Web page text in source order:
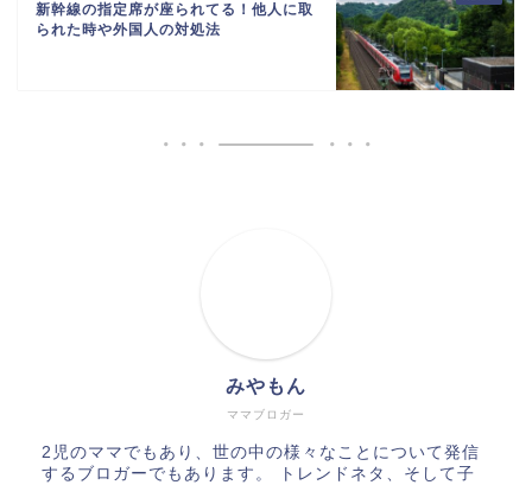
新幹線の指定席が座られてる！他人に取
られた時や外国人の対処法
ママブロガー
みやもん
2児のママでもあり、世の中の様々なことについて発信
するブロガーでもあります。 トレンドネタ、そして子